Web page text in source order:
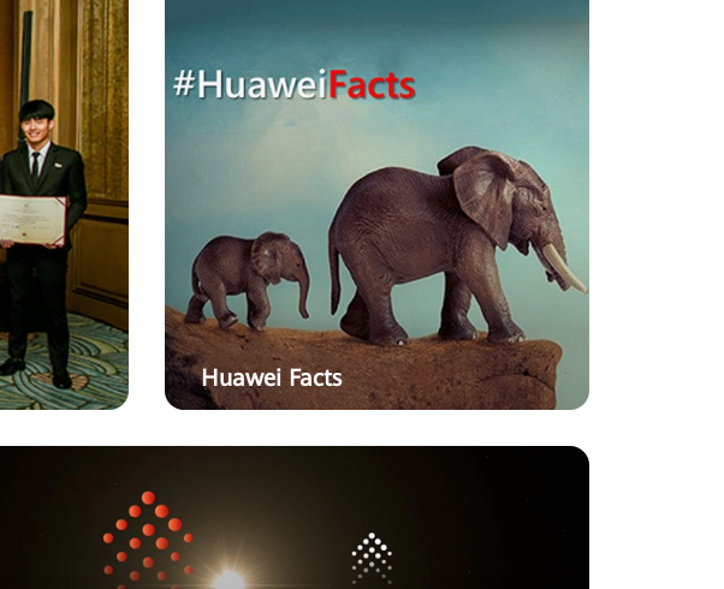
Huawei Facts